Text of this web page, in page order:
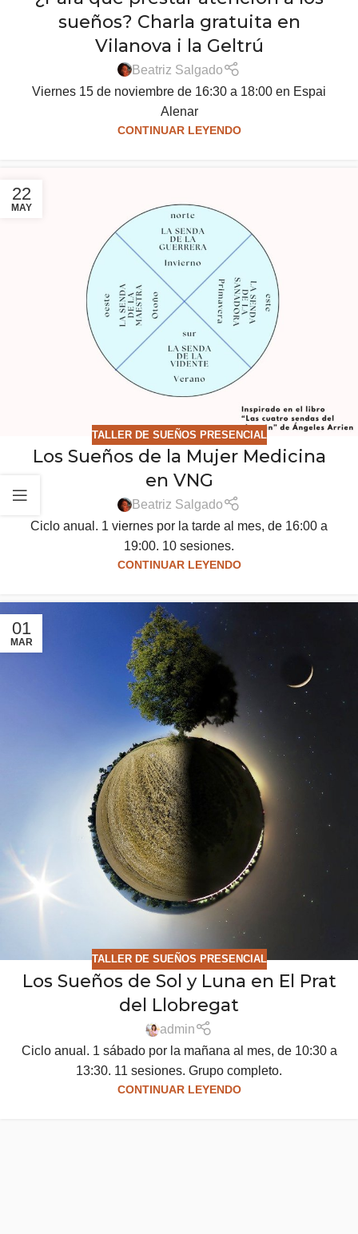
sueños? Charla gratuita en
Vilanova i la Geltrú
Beatriz Salgado
Viernes 15 de noviembre de 16:30 a 18:00 en Espai
Alenar
CONTINUAR LEYENDO
22
MAY
TALLER DE SUEÑOS PRESENCIAL
Los Sueños de la Mujer Medicina
en VNG
Beatriz Salgado
Ciclo anual. 1 viernes por la tarde al mes, de 16:00 a
19:00. 10 sesiones.
CONTINUAR LEYENDO
01
MAR
TALLER DE SUEÑOS PRESENCIAL
Los Sueños de Sol y Luna en El Prat
del Llobregat
admin
Ciclo anual. 1 sábado por la mañana al mes, de 10:30 a
13:30. 11 sesiones. Grupo completo.
CONTINUAR LEYENDO